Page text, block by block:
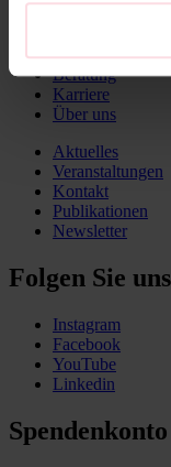
Ausbildung
Beratung
Karriere
Über uns
Aktuelles
Veranstaltungen
Kontakt
Publikationen
Newsletter
Folgen Sie
Instagram
Facebook
YouTube
Linkedin
Spendenkonto